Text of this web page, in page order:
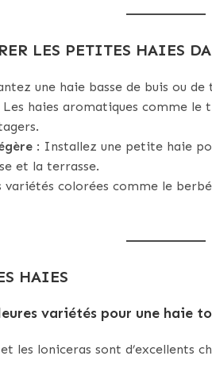
LES PETITES HAIES
une haie basse de buis ou
Les haies aromatiques comme
: Installez une petite haie
et la terrasse.
variétés colorées comme le
HAIES
variétés pour une haie
les loniceras sont d’excellents